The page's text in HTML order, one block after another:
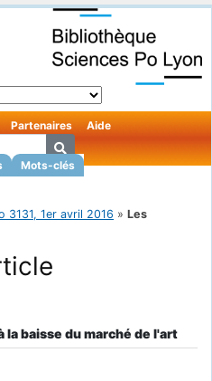
Mots-clés
Partenaires Aide
3131, 1er avril 2016 » Les
la baisse du marché de l'art